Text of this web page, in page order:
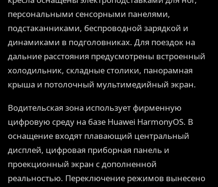
персональными сенсорными панелями,
подстаканниками, беспроводной зарядкой и
динамиками в подголовниках. Для поездок на
дальние расстояния предусмотрены встроенный
холодильник, складные столики, панорамная
крыша и потолочный мультимедийный экран.
Водительская зона использует фирменную
цифровую среду на базе Huawei HarmonyOS. В
оснащение входят плавающий центральный
дисплей, цифровая приборная панель и
проекционный экран с дополненной
реальностью. Переключение режимов вынесено